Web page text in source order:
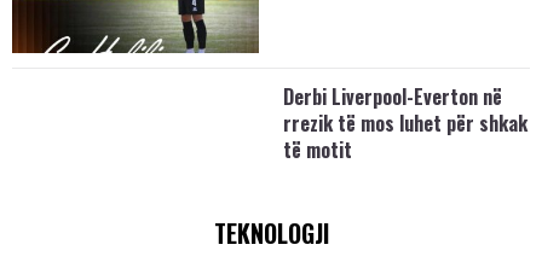
Derbi Liverpool-Everton në
rrezik të mos luhet për shkak
të motit
TEKNOLOGJI